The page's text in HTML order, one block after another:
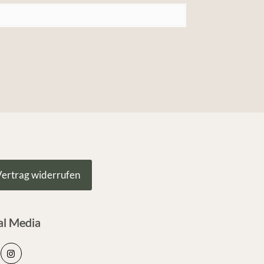
widerrufen
Media